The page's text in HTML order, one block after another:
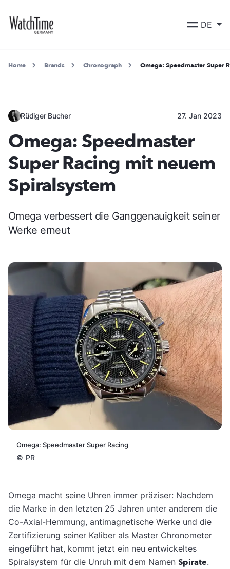
DE
Home Brands Chronograph Omega: Speedmaster Super
Rüdiger Bucher 27. Jan 2023
Omega: Speedmaster
Super Racing mit neuem
Spiralsystem
Omega verbessert die Ganggenauigkeit seiner
Werke erneut
Omega: Speedmaster Super Racing
© PR
Omega macht seine Uhren immer präziser: Nachdem
die Marke in den letzten 25 Jahren unter anderem die
Co-Axial-Hemmung, antimagnetische Werke und die
Zertifizierung seiner Kaliber als Master Chronometer
eingeführt hat, kommt jetzt ein neu entwickeltes
Spiralsystem für die Unruh mit dem Namen Spirate.